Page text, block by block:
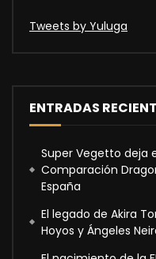
Tweets by Yuluga
ENTRADAS
Super Vegetto deja
Comparación
España
El legado de Akira
Hoyos y Ángeles